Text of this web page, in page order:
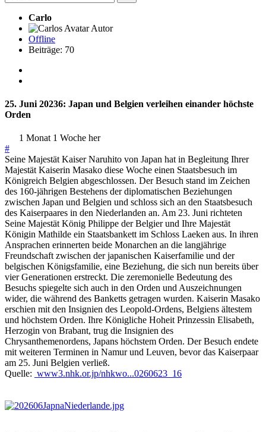
Carlo
Autor
Offline
Beiträge: 70
25. Juni 20236: Japan und Belgien verleihen einander höchste
Orden
1 Monat 1 Woche her
#
Seine Majestät Kaiser Naruhito von Japan hat in Begleitung Ihrer
Majestät Kaiserin Masako diese Woche einen Staatsbesuch im
Königreich Belgien abgeschlossen. Der Besuch stand im Zeichen
des 160-jährigen Bestehens der diplomatischen Beziehungen
zwischen Japan und Belgien und schloss sich an den Staatsbesuch
des Kaiserpaares in den Niederlanden an. Am 23. Juni richteten
Seine Majestät König Philippe der Belgier und Ihre Majestät
Königin Mathilde ein Staatsbankett im Schloss Laeken aus. In ihren
Ansprachen erinnerten beide Monarchen an die langjährige
Freundschaft zwischen der japanischen Kaiserfamilie und der
belgischen Königsfamilie, eine Beziehung, die sich nun bereits über
vier Generationen erstreckt. Die zeremonielle Bedeutung des
Besuchs spiegelte sich auch in den Orden und Auszeichnungen
wider, die während des Banketts getragen wurden. Kaiserin Masako
erschien mit den Insignien des Leopold-Ordens, Belgiens ältestem
und höchstem Orden. Ihre Königliche Hoheit Prinzessin Elisabeth,
Herzogin von Brabant, trug die Insignien des
Chrysanthemenordens, Japans höchstem Orden. Der Besuch endete
mit weiteren Terminen in Namur und Leuven, bevor das Kaiserpaar
am 25. Juni Belgien verließ.
Quelle: www3.nhk.or.jp/nhkwo...0260623_16